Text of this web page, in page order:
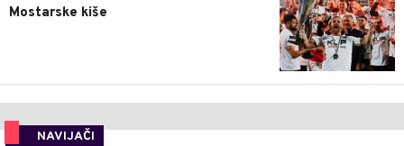
Mostarske kiše
NAVIJAČI